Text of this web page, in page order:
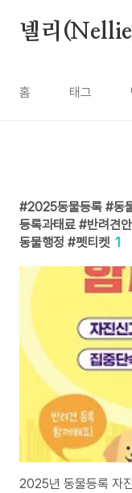
넬리
홈 태그
2025동물등록 #동
등록과태료 #반려견
동물행정 #펫티켓 1
2025년 동물등록 자